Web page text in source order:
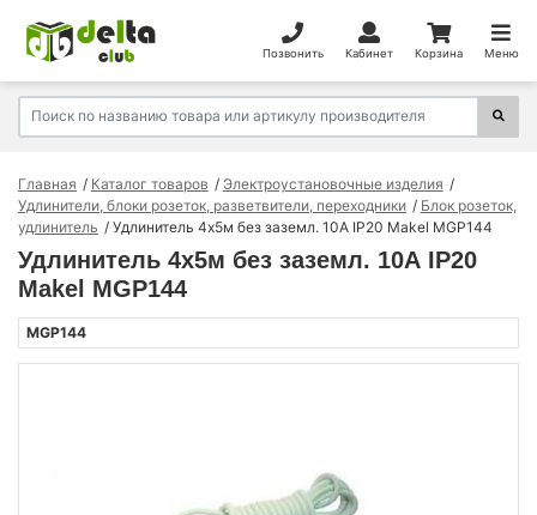
Позвонить Кабинет Корзина Меню
Главная Каталог товаров
Электроустановочные изделия
Удлинители, блоки розеток, разветвители, переходники
Блок розеток,
удлинитель
Удлинитель 4х5м без заземл. 10А IP20 Makel MGP144
Удлинитель 4х5м без заземл. 10А IP20
Makel MGP144
MGP144